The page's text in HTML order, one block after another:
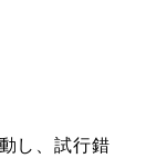
し、試行錯